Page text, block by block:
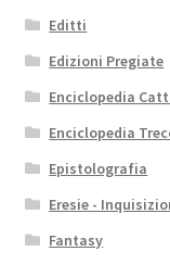
Editti
Edizioni Pregiate
Enciclopedia
Enciclopedia
Epistolografia
Eresie -
Fantasy